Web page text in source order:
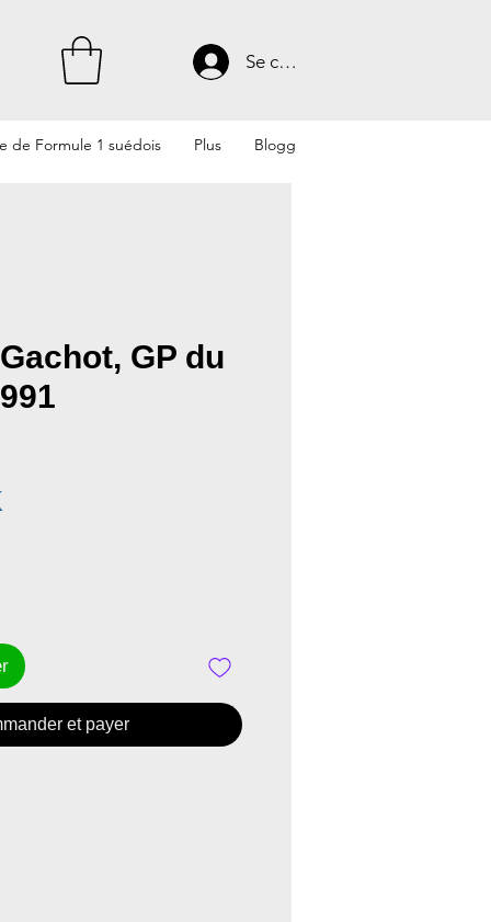
Se connecter
de Formule 1 suédois Plus Blogg
GP du
et payer